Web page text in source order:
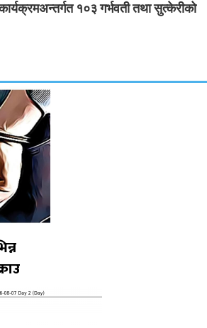
१०३ गर्भवती तथा सुत्केरीको